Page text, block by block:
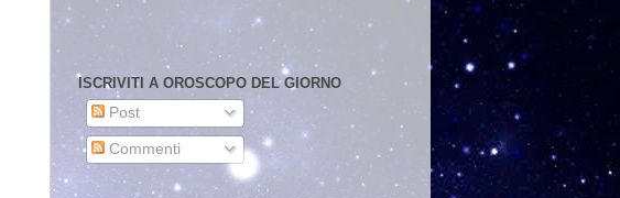
ISCRIVITI A OROSCOPO DEL GIORNO
Post
Commenti